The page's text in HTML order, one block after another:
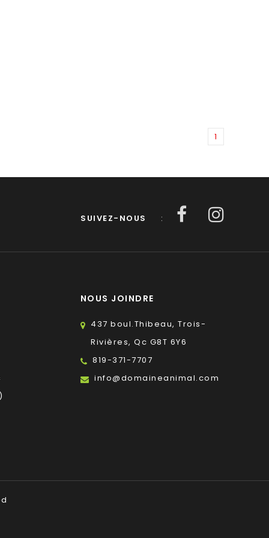
1
SUIVEZ-NOUS :
NOUS JOINDRE
437 boul.Thibeau, Trois-
Rivières, Qc G8T 6Y6
819-371-7707
info@domaineanimal.com